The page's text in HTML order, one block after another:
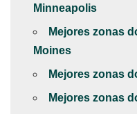
Minneapolis
Mejores zonas
Moines
Mejores zonas
Mejores zonas